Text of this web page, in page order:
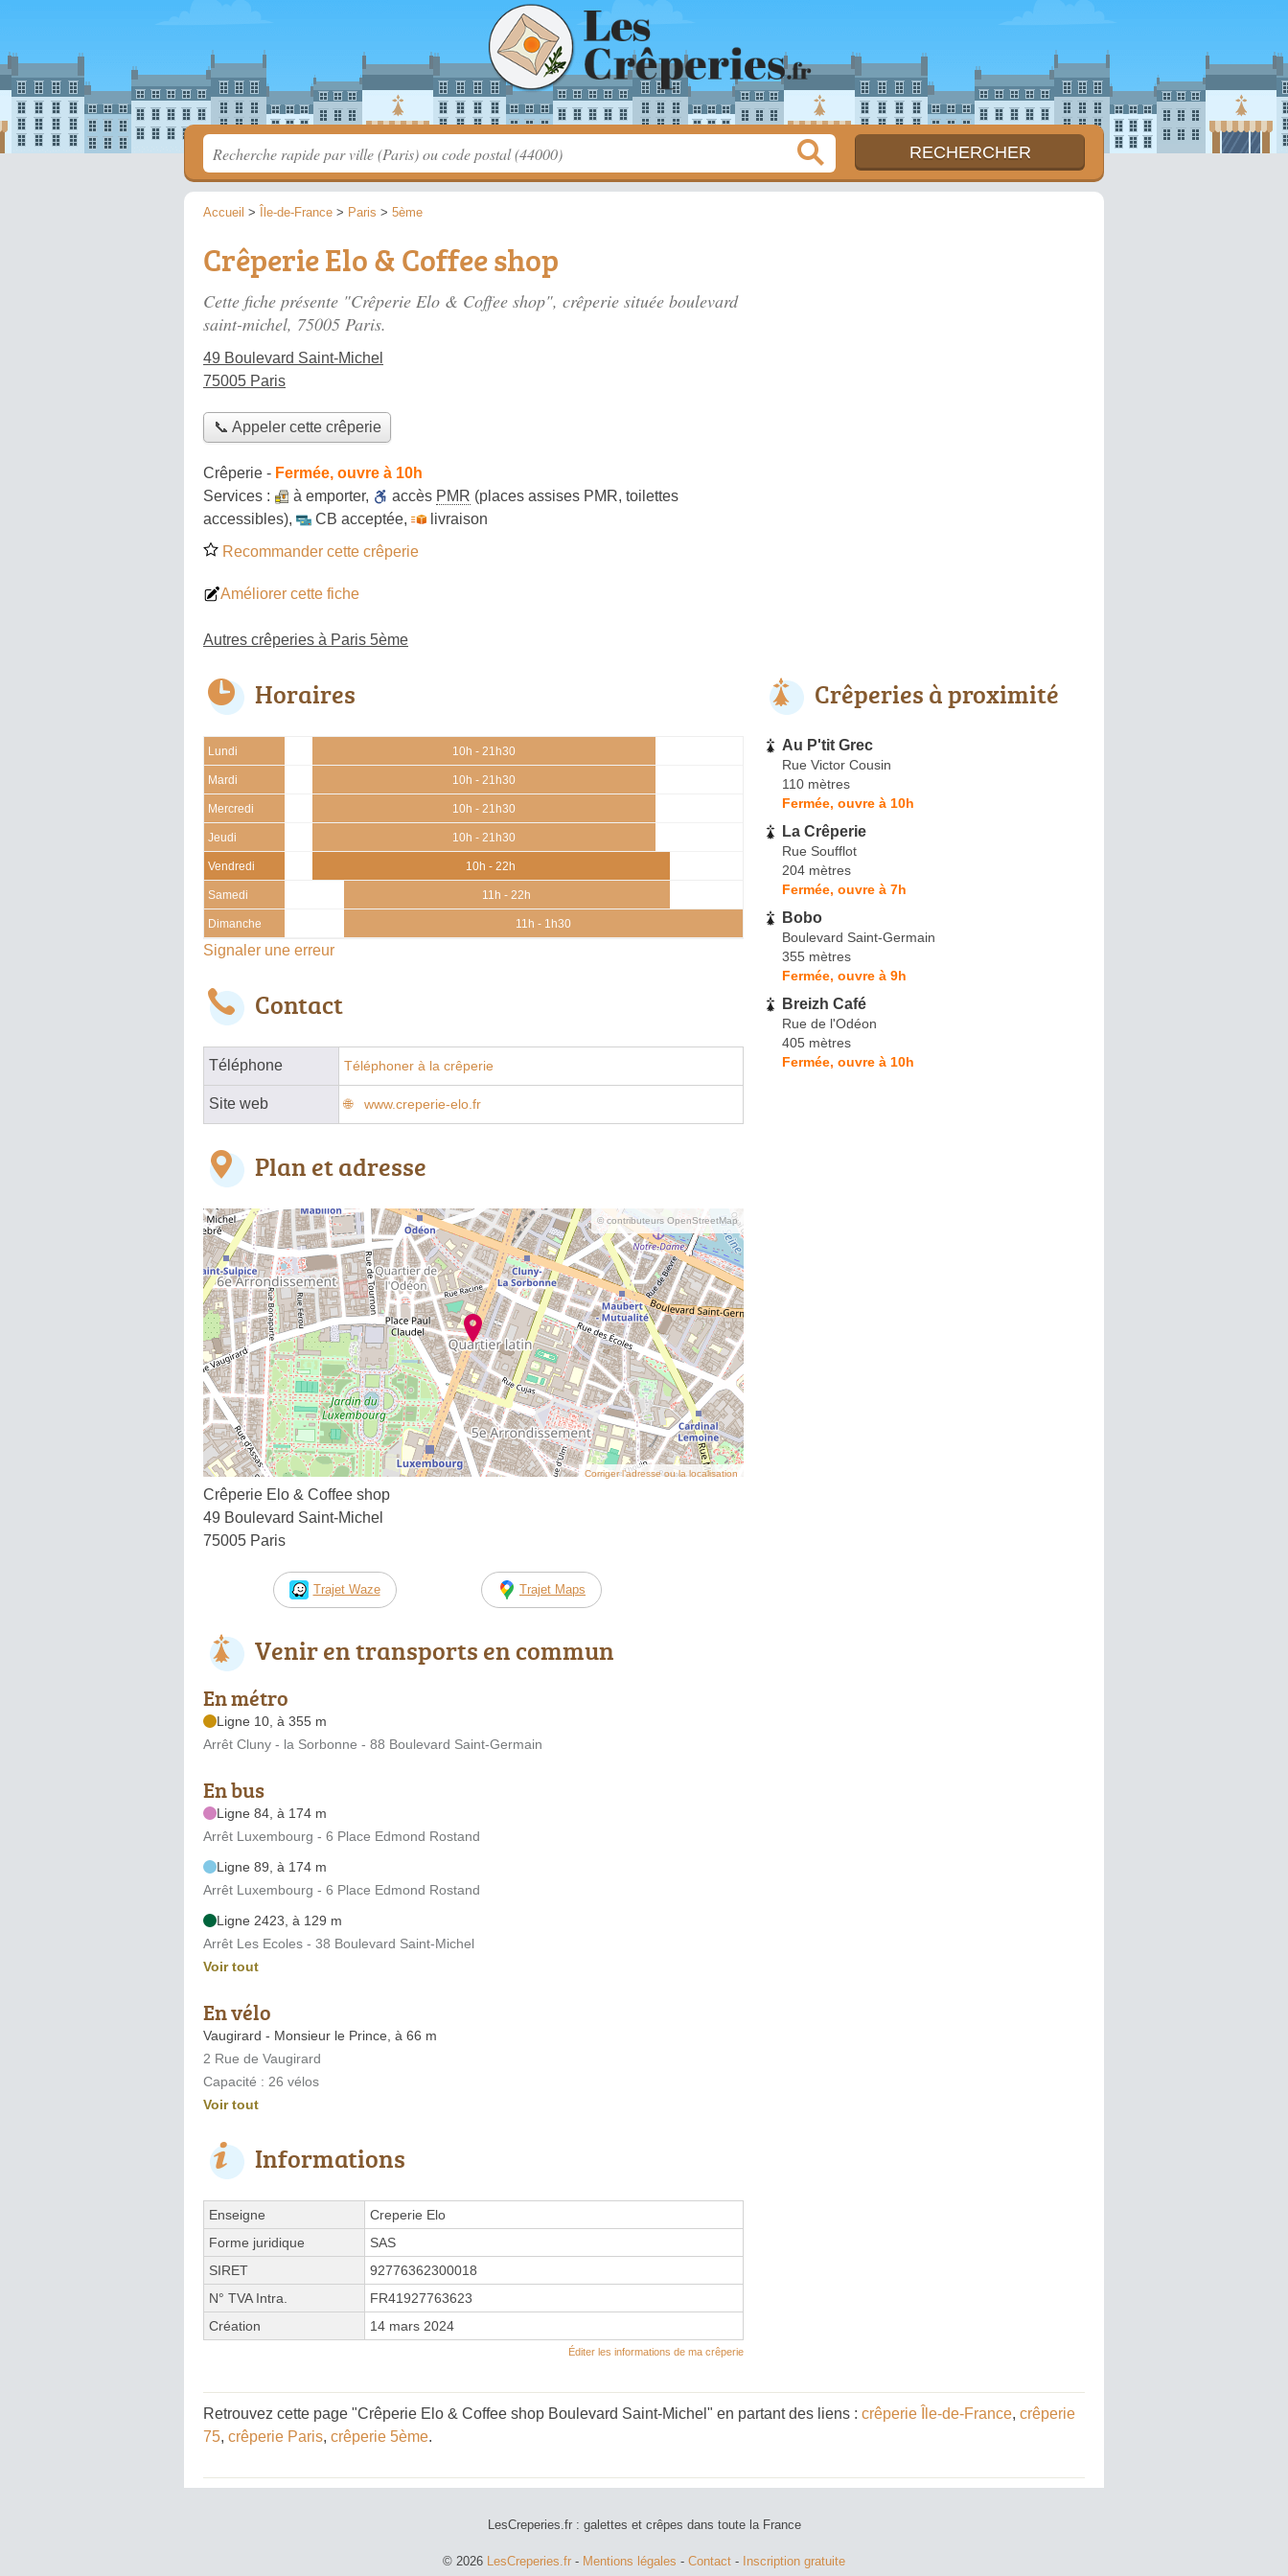
Accueil > Île-de-France > Paris > 5ème
Crêperie Elo & Coffee shop
Cette fiche présente "Crêperie Elo & Coffee shop", crêperie située boulevard
saint-michel, 75005 Paris.
49 Boulevard Saint-Michel
75005 Paris
📞 Appeler cette crêperie
Crêperie - Fermée, ouvre à 10h
Services :
à emporter, accès PMR (places assises PMR, toilettes
accessibles), CB acceptée,
livraison
Recommander cette crêperie
Améliorer cette fiche
Autres crêperies à Paris 5ème
Horaires
Lundi 10h - 21h30
Mardi 10h - 21h30
Mercredi 10h - 21h30
Jeudi 10h - 21h30
Vendredi 10h - 22h
Samedi 11h - 22h
Dimanche 11h - 1h30
Signaler une erreur
Contact
Téléphone Téléphoner à la crêperie
Site web www.creperie-elo.fr
Plan et adresse
© contributeurs OpenStreetMap
Corriger l’adresse ou la localisation
Crêperie Elo & Coffee shop
49 Boulevard Saint-Michel
75005 Paris
Trajet Waze Trajet Maps
Venir en transports en commun
En métro
Ligne 10, à 355 m
Arrêt Cluny - la Sorbonne - 88 Boulevard Saint-Germain
En bus
Ligne 84, à 174 m
Arrêt Luxembourg - 6 Place Edmond Rostand
Ligne 89, à 174 m
Arrêt Luxembourg - 6 Place Edmond Rostand
Ligne 2423, à 129 m
Arrêt Les Ecoles - 38 Boulevard Saint-Michel
Voir tout
En vélo
Vaugirard - Monsieur le Prince, à 66 m
2 Rue de Vaugirard
Capacité : 26 vélos
Voir tout
Informations
Enseigne
Creperie Elo
Forme juridique
SAS
SIRET
92776362300018
N° TVA Intra.
FR41927763623
Création
14 mars 2024
Éditer les informations de ma crêperie
Crêperies à proximité
Au P'tit Grec
Rue Victor Cousin
110 mètres
Fermée, ouvre à 10h
La Crêperie
Rue Soufflot
204 mètres
Fermée, ouvre à 7h
Bobo
Boulevard Saint-Germain
355 mètres
Fermée, ouvre à 9h
Breizh Café
Rue de l'Odéon
405 mètres
Fermée, ouvre à 10h
Retrouvez cette page "Crêperie Elo & Coffee shop Boulevard Saint-Michel" en partant des liens : crêperie Île-de-France, crêperie
75, crêperie Paris, crêperie 5ème.
LesCreperies.fr : galettes et crêpes dans toute la France
© 2026 LesCreperies.fr - Mentions légales - Contact - Inscription gratuite